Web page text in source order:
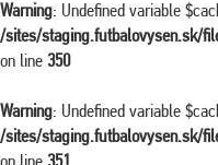
Warning: Undefined variable
/sites/staging.futbalovysen.sk/
on line 350
Warning: Undefined variable
/sites/staging.futbalovysen.sk/
on line 351